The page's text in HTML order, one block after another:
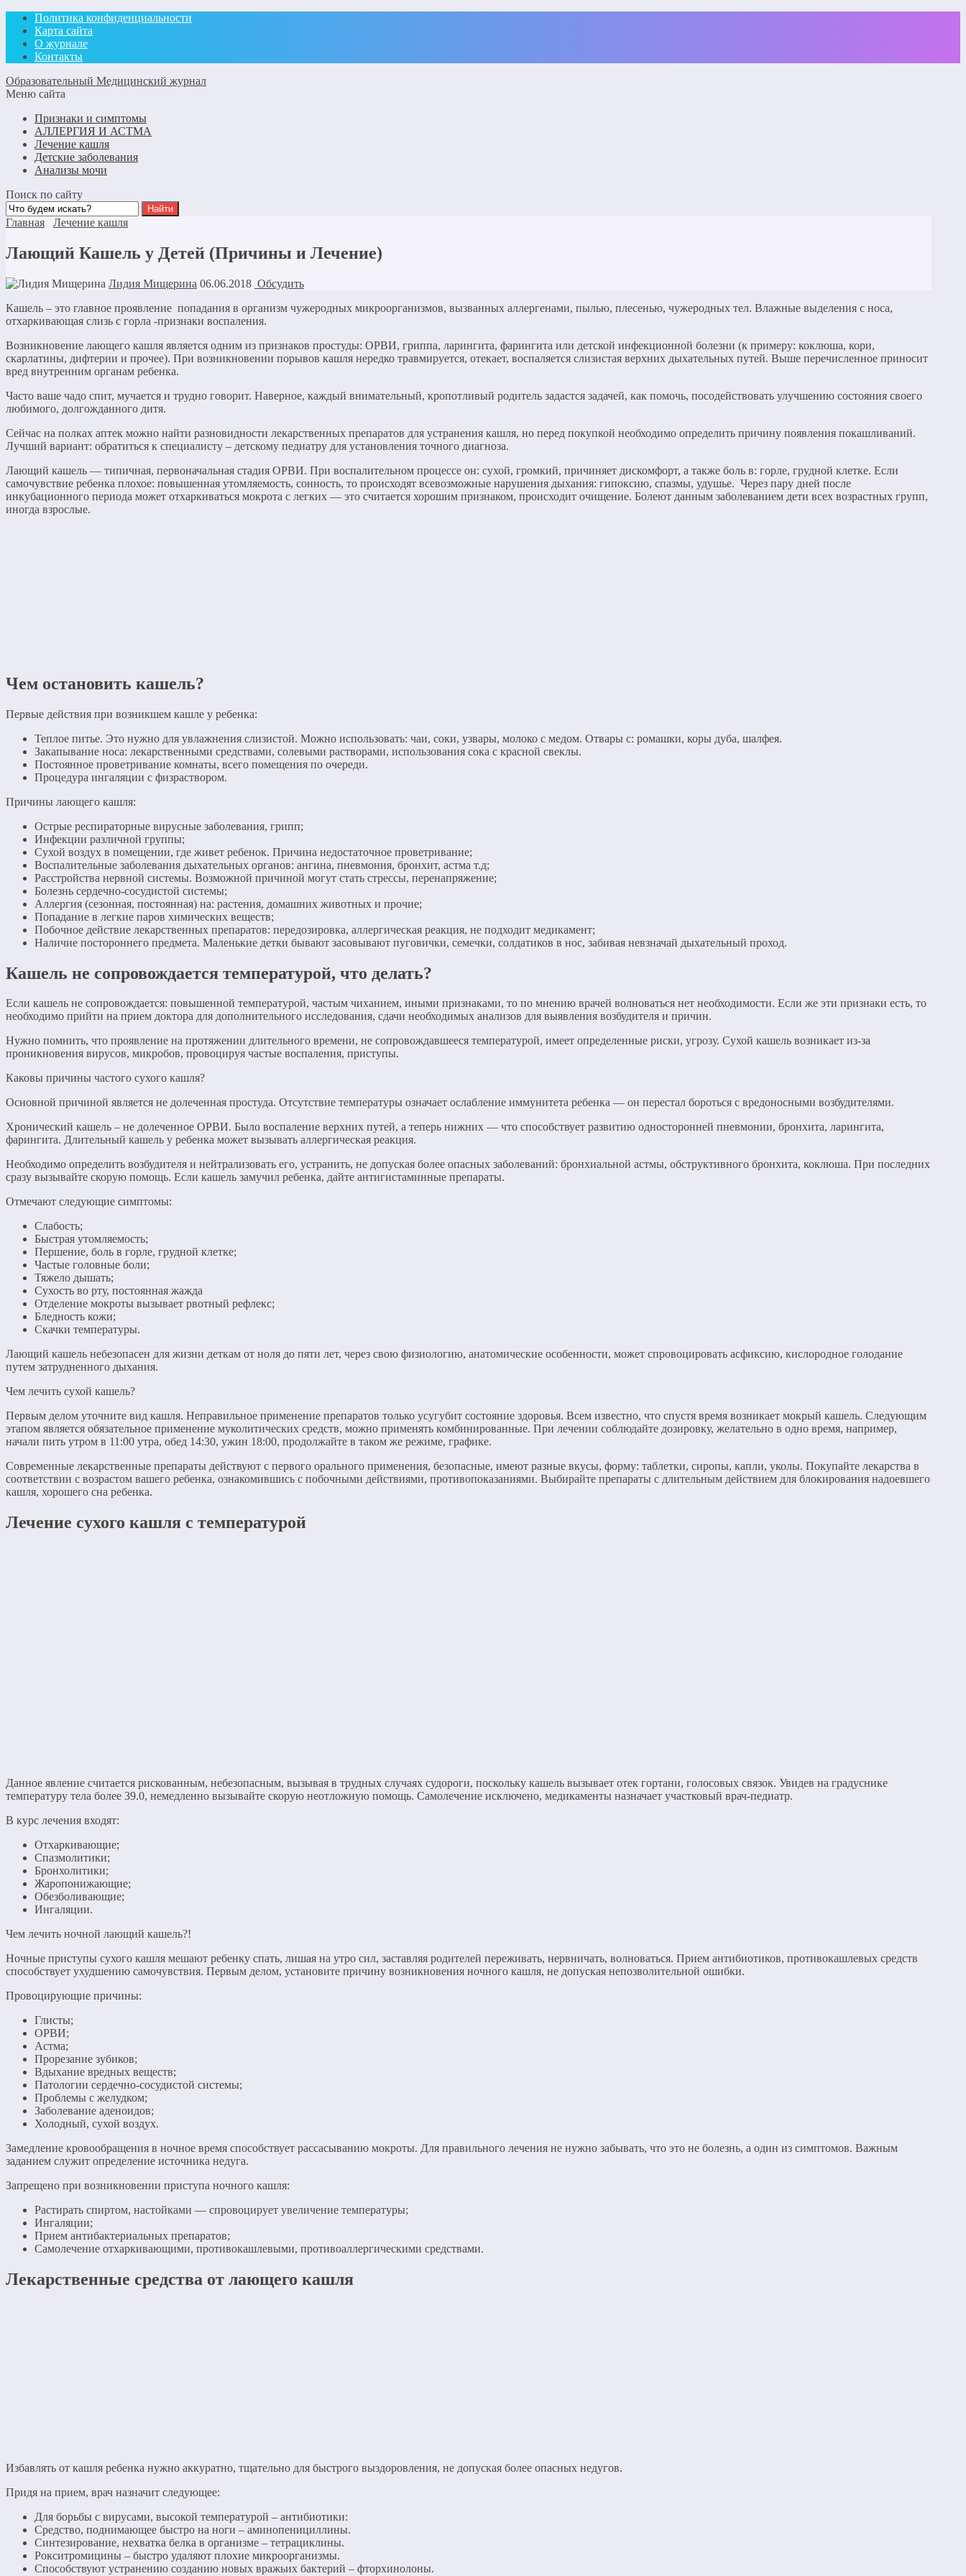
Политика конфиденциальности
Карта сайта
О журнале
Контакты
Образовательный Медицинский журнал
Меню сайта
Признаки и симптомы
АЛЛЕРГИЯ И АСТМА
Лечение кашля
Детские заболевания
Анализы мочи
Поиск по сайту
Главная Лечение кашля
Лающий Кашель у Детей (Причины и Лечение)
Лидия Мищерина 06.06.2018 Обсудить
Кашель – это главное проявление попадания в организм чужеродных микроорганизмов, вызванных аллергенами, пылью, плесенью, чужеродных тел. Влажные выделения с носа,
отхаркивающая слизь с горла -признаки воспаления.
Возникновение лающего кашля является одним из признаков простуды: ОРВИ, гриппа, ларингита, фарингита или детской инфекционной болезни (к примеру: коклюша, кори,
скарлатины, дифтерии и прочее). При возникновении порывов кашля нередко травмируется, отекает, воспаляется слизистая верхних дыхательных путей. Выше перечисленное приносит
вред внутренним органам ребенка.
Часто ваше чадо спит, мучается и трудно говорит. Наверное, каждый внимательный, кропотливый родитель задастся задачей, как помочь, посодействовать улучшению состояния своего
любимого, долгожданного дитя.
Сейчас на полках аптек можно найти разновидности лекарственных препаратов для устранения кашля, но перед покупкой необходимо определить причину появления покашливаний.
Лучший вариант: обратиться к специалисту – детскому педиатру для установления точного диагноза.
Лающий кашель — типичная, первоначальная стадия ОРВИ. При воспалительном процессе он: сухой, громкий, причиняет дискомфорт, а также боль в: горле, грудной клетке. Если
самочувствие ребенка плохое: повышенная утомляемость, сонность, то происходят всевозможные нарушения дыхания: гипоксию, спазмы, удушье. Через пару дней после
инкубационного периода может отхаркиваться мокрота с легких — это считается хорошим признаком, происходит очищение. Болеют данным заболеванием дети всех возрастных групп,
иногда взрослые.
Чем остановить кашель?
Первые действия при возникшем кашле у ребенка:
Теплое питье. Это нужно для увлажнения слизистой. Можно использовать: чаи, соки, узвары, молоко с медом. Отвары с: ромашки, коры дуба, шалфея.
Закапывание носа: лекарственными средствами, солевыми растворами, использования сока с красной свеклы.
Постоянное проветривание комнаты, всего помещения по очереди.
Процедура ингаляции с физраствором.
Причины лающего кашля:
Острые респираторные вирусные заболевания, грипп;
Инфекции различной группы;
Сухой воздух в помещении, где живет ребенок. Причина недостаточное проветривание;
Воспалительные заболевания дыхательных органов: ангина, пневмония, бронхит, астма т.д;
Расстройства нервной системы. Возможной причиной могут стать стрессы, перенапряжение;
Болезнь сердечно-сосудистой системы;
Аллергия (сезонная, постоянная) на: растения, домашних животных и прочие;
Попадание в легкие паров химических веществ;
Побочное действие лекарственных препаратов: передозировка, аллергическая реакция, не подходит медикамент;
Наличие постороннего предмета. Маленькие детки бывают засовывают пуговички, семечки, солдатиков в нос, забивая невзначай дыхательный проход.
Кашель не сопровождается температурой, что делать?
Если кашель не сопровождается: повышенной температурой, частым чиханием, иными признаками, то по мнению врачей волноваться нет необходимости. Если же эти признаки есть, то
необходимо прийти на прием доктора для дополнительного исследования, сдачи необходимых анализов для выявления возбудителя и причин.
Нужно помнить, что проявление на протяжении длительного времени, не сопровождавшееся температурой, имеет определенные риски, угрозу. Сухой кашель возникает из-за
проникновения вирусов, микробов, провоцируя частые воспаления, приступы.
Каковы причины частого сухого кашля?
Основной причиной является не долеченная простуда. Отсутствие температуры означает ослабление иммунитета ребенка — он перестал бороться с вредоносными возбудителями.
Хронический кашель – не долеченное ОРВИ. Было воспаление верхних путей, а теперь нижних — что способствует развитию односторонней пневмонии, бронхита, ларингита,
фарингита. Длительный кашель у ребенка может вызывать аллергическая реакция.
Необходимо определить возбудителя и нейтрализовать его, устранить, не допуская более опасных заболеваний: бронхиальной астмы, обструктивного бронхита, коклюша. При последних
сразу вызывайте скорую помощь. Если кашель замучил ребенка, дайте антигистаминные препараты.
Отмечают следующие симптомы:
Слабость;
Быстрая утомляемость;
Першение, боль в горле, грудной клетке;
Частые головные боли;
Тяжело дышать;
Сухость во рту, постоянная жажда
Отделение мокроты вызывает рвотный рефлекс;
Бледность кожи;
Скачки температуры.
Лающий кашель небезопасен для жизни деткам от ноля до пяти лет, через свою физиологию, анатомические особенности, может спровоцировать асфиксию, кислородное голодание
путем затрудненного дыхания.
Чем лечить сухой кашель?
Первым делом уточните вид кашля. Неправильное применение препаратов только усугубит состояние здоровья. Всем известно, что спустя время возникает мокрый кашель. Следующим
этапом является обязательное применение муколитических средств, можно применять комбинированные. При лечении соблюдайте дозировку, желательно в одно время, например,
начали пить утром в 11:00 утра, обед 14:30, ужин 18:00, продолжайте в таком же режиме, графике.
Современные лекарственные препараты действуют с первого орального применения, безопасные, имеют разные вкусы, форму: таблетки, сиропы, капли, уколы. Покупайте лекарства в
соответствии с возрастом вашего ребенка, ознакомившись с побочными действиями, противопоказаниями. Выбирайте препараты с длительным действием для блокирования надоевшего
кашля, хорошего сна ребенка.
Лечение сухого кашля с температурой
Данное явление считается рискованным, небезопасным, вызывая в трудных случаях судороги, поскольку кашель вызывает отек гортани, голосовых связок. Увидев на градуснике
температуру тела более 39.0, немедленно вызывайте скорую неотложную помощь. Самолечение исключено, медикаменты назначает участковый врач-педиатр.
В курс лечения входят:
Отхаркивающие;
Спазмолитики;
Бронхолитики;
Жаропонижающие;
Обезболивающие;
Ингаляции.
Чем лечить ночной лающий кашель?!
Ночные приступы сухого кашля мешают ребенку спать, лишая на утро сил, заставляя родителей переживать, нервничать, волноваться. Прием антибиотиков, противокашлевых средств
способствует ухудшению самочувствия. Первым делом, установите причину возникновения ночного кашля, не допуская непозволительной ошибки.
Провоцирующие причины:
Глисты;
ОРВИ;
Астма;
Прорезание зубиков;
Вдыхание вредных веществ;
Патологии сердечно-сосудистой системы;
Проблемы с желудком;
Заболевание аденоидов;
Холодный, сухой воздух.
Замедление кровообращения в ночное время способствует рассасыванию мокроты. Для правильного лечения не нужно забывать, что это не болезнь, а один из симптомов. Важным
заданием служит определение источника недуга.
Запрещено при возникновении приступа ночного кашля:
Растирать спиртом, настойками — спровоцирует увеличение температуры;
Ингаляции;
Прием антибактериальных препаратов;
Самолечение отхаркивающими, противокашлевыми, противоаллергическими средствами.
Лекарственные средства от лающего кашля
Избавлять от кашля ребенка нужно аккуратно, тщательно для быстрого выздоровления, не допуская более опасных недугов.
Придя на прием, врач назначит следующее:
Для борьбы с вирусами, высокой температурой – антибиотики:
Средство, поднимающее быстро на ноги – аминопенициллины.
Синтезирование, нехватка белка в организме – тетрациклины.
Рокситромицины – быстро удаляют плохие микроорганизмы.
Способствуют устранению созданию новых вражьих бактерий – фторхинолоны.